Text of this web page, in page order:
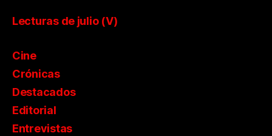
Lecturas de julio (V)
Cine
Crónicas
Destacados
Editorial
Entrevistas